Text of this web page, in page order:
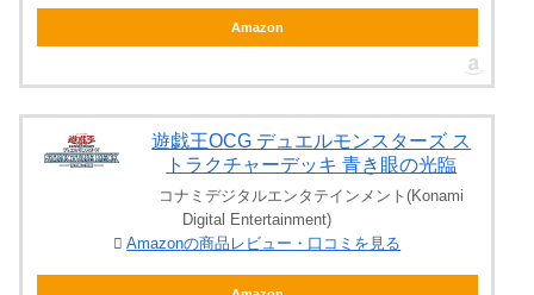
Amazon
遊戯王OCG デュエルモンスターズ ス
トラクチャーデッキ 青き眼の光臨
コナミデジタルエンタテインメント(Konami
Digital Entertainment)
Amazonの商品レビュー・口コミを見る